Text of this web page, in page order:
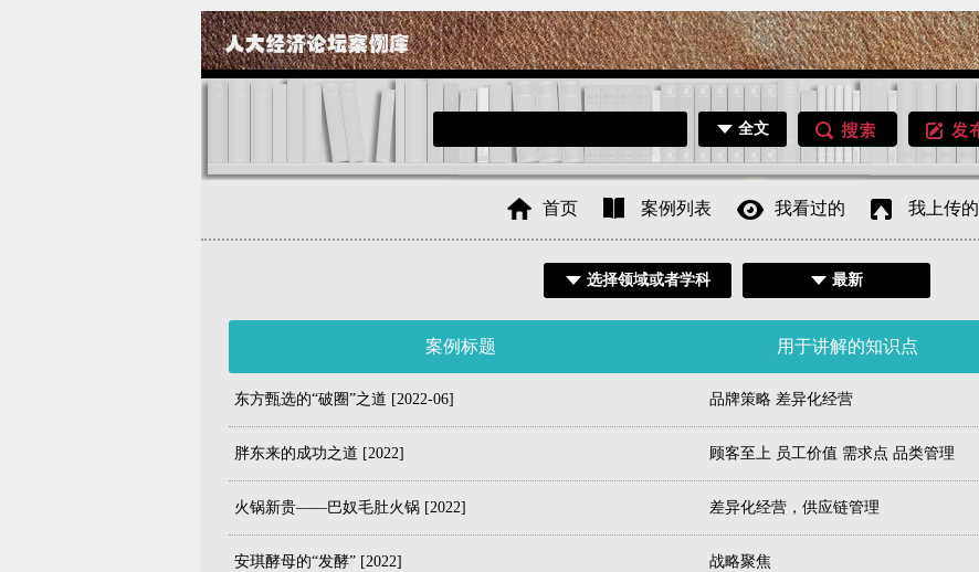
全文
首页 案例列表 我看过的 我上传的
选择领域或者学科 最新
案例标题 用于讲解的知识点
东方甄选的“破圈”之道 [2022-06] 品牌策略 差异化经营
胖东来的成功之道 [2022] 顾客至上 员工价值 需求点 品类管理
火锅新贵——巴奴毛肚火锅 [2022] 差异化经营，供应链管理
安琪酵母的“发酵” [2022]
战略聚焦